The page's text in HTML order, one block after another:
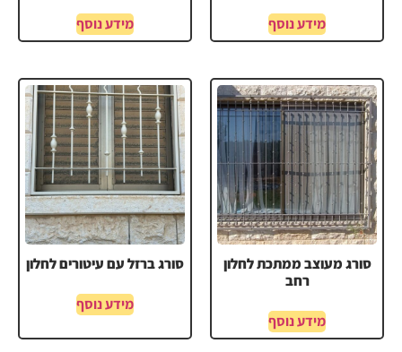
מידע נוסף מידע נוסף
סורג מעוצב ממתכת לחלון
רחב
מידע נוסף
סורג ברזל עם עיטורים לחלון
מידע נוסף